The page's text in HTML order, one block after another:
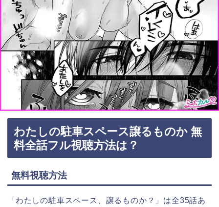
わたしの駐車スペース譲るものか 無
料全話フル視聴方法は？
無料視聴方法
「わたしの駐車スペース、譲るものか？」は全35話あ